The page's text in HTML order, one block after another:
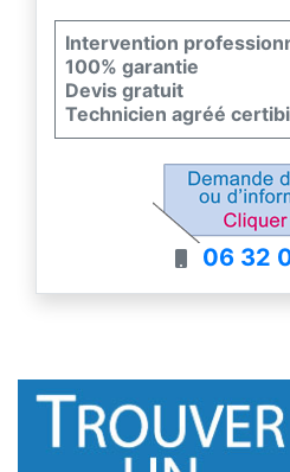
Intervention
100% garantie
Devis gratuit
Technicien agréé
06 32